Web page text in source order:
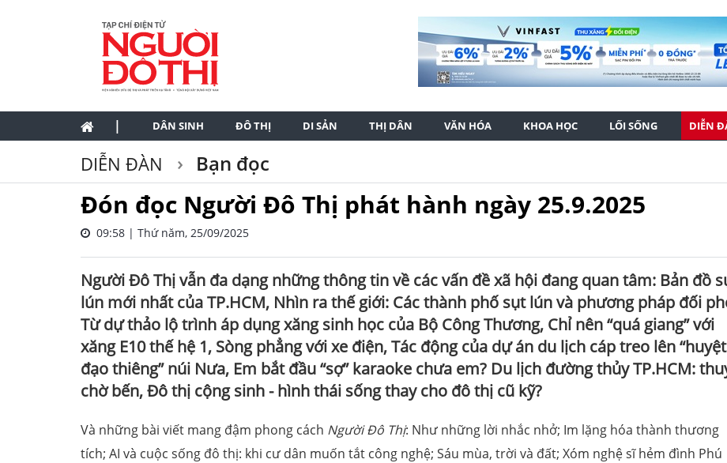
| DÂN SINH ĐÔ THỊ DI SẢN THỊ DÂN VĂN HÓA KHOA HỌC LỐI SỐNG DIỄN
DIỄN ĐÀN Bạn đọc
Đón đọc Người Đô Thị phát hành ngày 25.9.2025
09:58 | Thứ năm, 25/09/2025
Người Đô Thị vẫn đa dạng những thông tin về các vấn đề xã hội đang quan tâm: Bản đồ
lún mới nhất của TP.HCM, Nhìn ra thế giới: Các thành phố sụt lún và phương pháp đối
Từ dự thảo lộ trình áp dụng xăng sinh học của Bộ Công Thương, Chỉ nên “quá giang” với
xăng E10 thế hệ 1, Sòng phẳng với xe điện, Tác động của dự án du lịch cáp treo lên “huyệt
đạo thiêng” núi Nưa, Em bắt đầu “sợ” karaoke chưa em? Du lịch đường thủy TP.HCM:
chờ bến, Đô thị cộng sinh - hình thái sống thay cho đô thị cũ kỹ?
Và những bài viết mang đậm phong cách Người Đô Thị: Như những lời nhắc nhở; Im lặng hóa thành thương
tích; AI và cuộc sống đô thị: khi cư dân muốn tắt công nghệ; Sáu mùa, trời và đất; Xóm nghệ sĩ hẻm đình Phú